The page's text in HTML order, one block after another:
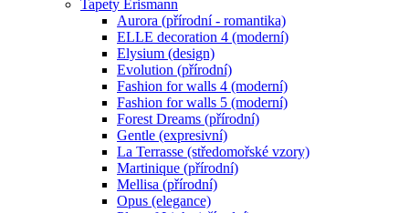
Tapety Erismann
Aurora (přírodní - romantika)
ELLE decoration 4 (moderní)
Elysium (design)
Evolution (přírodní)
Fashion for walls 4 (moderní)
Fashion for walls 5 (moderní)
Forest Dreams (přírodní)
Gentle (expresivní)
La Terrasse (středomořské vzory)
Martinique (přírodní)
Mellisa (přírodní)
Opus (elegance)